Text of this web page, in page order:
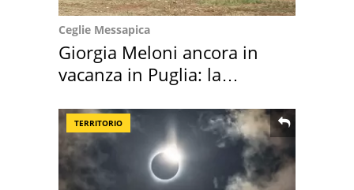
Ceglie Messapica
Giorgia Meloni ancora in
vacanza in Puglia: la
TERRITORIO